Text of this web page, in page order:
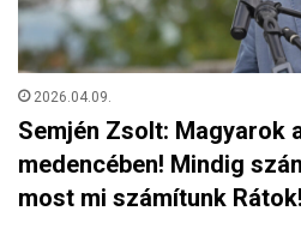
2026.04.09.
Semjén Zsolt: Magyarok
medencében! Mindig
most mi számítunk